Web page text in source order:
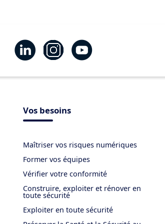
Vos besoins
Maîtriser vos risques numériques
Former vos équipes
Vérifier votre conformité
Construire, exploiter et rénover en
toute sécurité
Exploiter en toute sécurité